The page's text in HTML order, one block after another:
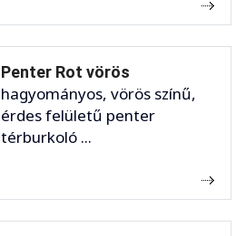
Penter Rot vörös
hagyományos, vörös színű,
érdes felületű penter
térburkoló ...